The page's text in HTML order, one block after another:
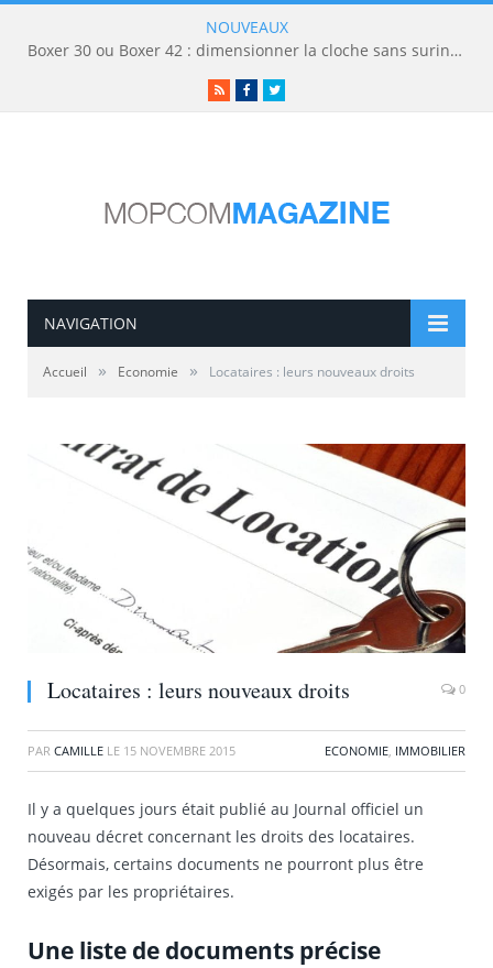
NOUVEAUX
Boxer 30 ou Boxer 42 : dimensionner la cloche sans surinvestir
RSSFacebookTwitter
NAVIGATION
Accueil » Economie » Locataires : leurs nouveaux droits
Locataires : leurs nouveaux droits 0
PAR CAMILLE LE 15 NOVEMBRE 2015 ECONOMIE, IMMOBILIER
Il y a quelques jours était publié au Journal officiel un
nouveau décret concernant les droits des locataires.
Désormais, certains documents ne pourront plus être
exigés par les propriétaires.
Une liste de documents précise